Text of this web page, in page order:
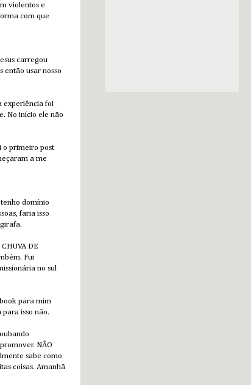
violentos e
com que
carregou
então usar nosso
experiência foi
No início ele não
o primeiro post
a me
domínio
faria isso
DE
Fui
no sul
para mim
isso não.
NÃO
sabe como
coisas. Amanhã